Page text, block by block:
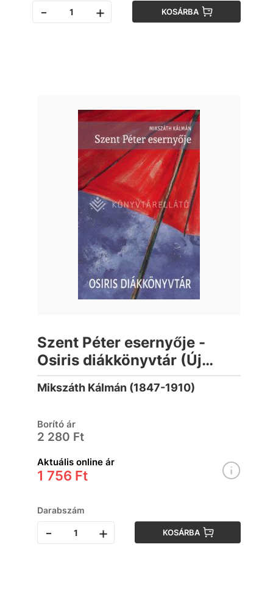
- + KOSÁRBA
Szent Péter esernyője -
Osiris diákkönyvtár (Új
kiadás)
Mikszáth Kálmán (1847-1910)
Borító ár
2 280 Ft
Aktuális online ár
1 756 Ft
Darabszám
- + KOSÁRBA